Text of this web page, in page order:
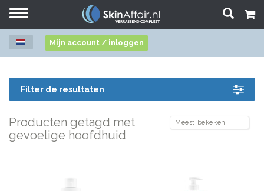
Toggle
Mijn account / inloggen
Filter de resultaten
Producten getagd met
gevoelige hoofdhuid